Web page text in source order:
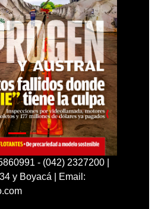
- (042) 2327200 |
y Boyacá | Email: